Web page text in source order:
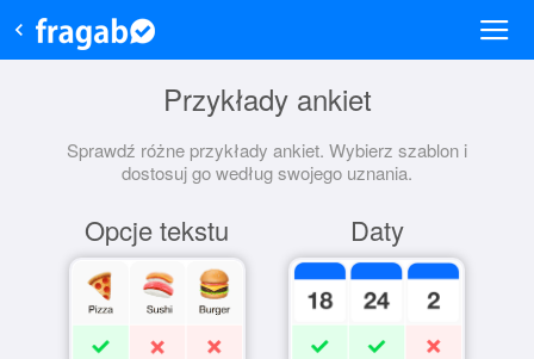
Przykłady ankiet
Sprawdź różne przykłady ankiet. Wybierz szablon i
dostosuj go według swojego uznania.
Opcje tekstu Daty